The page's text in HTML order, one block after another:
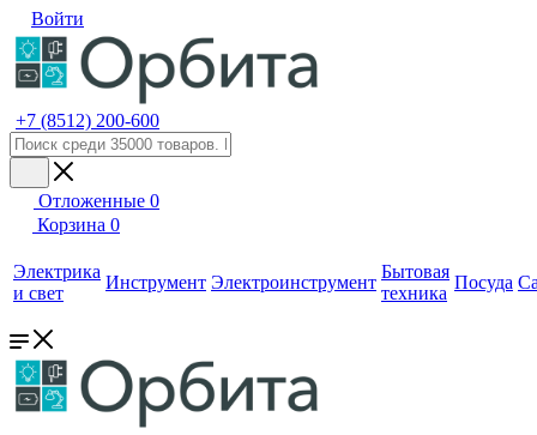
Войти
+7 (8512) 200-600
Отложенные 0
Корзина 0
Электрика
и свет
Инструмент Электроинструмент
Бытовая
техника
Посуда